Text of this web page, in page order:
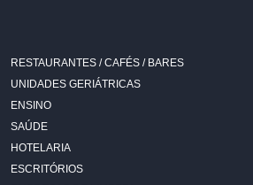
RESTAURANTES / CAFÉS / BARES
UNIDADES GERIÁTRICAS
ENSINO
SAÚDE
HOTELARIA
ESCRITÓRIOS